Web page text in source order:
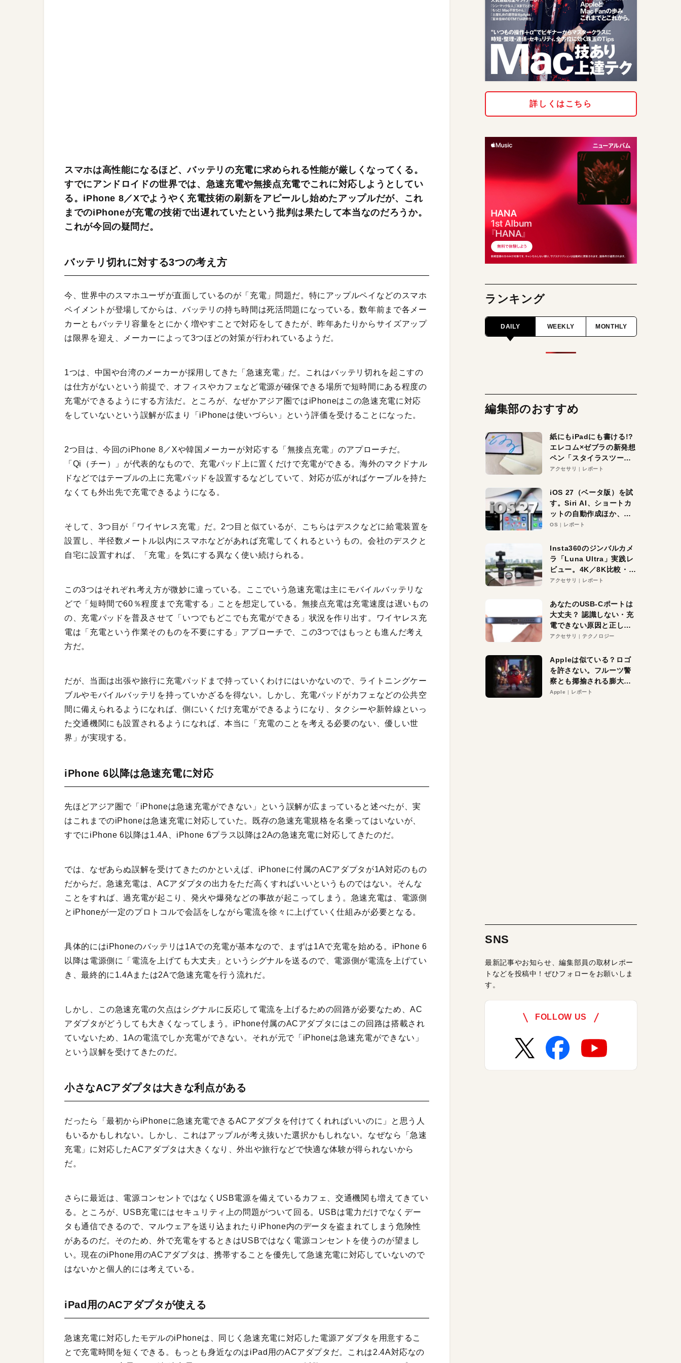
スマホは高性能になるほど、バッテリの充電に求められる性能が厳しくなってくる。
すでにアンドロイドの世界では、急速充電や無接点充電でこれに対応しようとしてい
る。iPhone 8／Xでようやく充電技術の刷新をアピールし始めたアップルだが、これ
までのiPhoneが充電の技術で出遅れていたという批判は果たして本当なのだろうか。
これが今回の疑問だ。
バッテリ切れに対する3つの考え方
今、世界中のスマホユーザが直面しているのが「充電」問題だ。特にアップルペイなどのスマホ
ペイメントが登場してからは、バッテリの持ち時間は死活問題になっている。数年前まで各メー
カーともバッテリ容量をとにかく増やすことで対応をしてきたが、昨年あたりからサイズアップ
は限界を迎え、メーカーによって3つほどの対策が行われているようだ。
1つは、中国や台湾のメーカーが採用してきた「急速充電」だ。これはバッテリ切れを起こすの
は仕方がないという前提で、オフィスやカフェなど電源が確保できる場所で短時間にある程度の
充電ができるようにする方法だ。ところが、なぜかアジア圏ではiPhoneはこの急速充電に対応
をしていないという誤解が広まり「iPhoneは使いづらい」という評価を受けることになった。
2つ目は、今回のiPhone 8／Xや韓国メーカーが対応する「無接点充電」のアプローチだ。
「Qi（チー）」が代表的なもので、充電パッド上に置くだけで充電ができる。海外のマクドナル
ドなどではテーブルの上に充電パッドを設置するなどしていて、対応が広がればケーブルを持た
なくても外出先で充電できるようになる。
そして、3つ目が「ワイヤレス充電」だ。2つ目と似ているが、こちらはデスクなどに給電装置を
設置し、半径数メートル以内にスマホなどがあれば充電してくれるというもの。会社のデスクと
自宅に設置すれば、「充電」を気にする異なく使い続けられる。
この3つはそれぞれ考え方が微妙に違っている。ここでいう急速充電は主にモバイルバッテリな
どで「短時間で60％程度まで充電する」ことを想定している。無接点充電は充電速度は遅いもの
の、充電パッドを普及させて「いつでもどこでも充電ができる」状況を作り出す。ワイヤレス充
電は「充電という作業そのものを不要にする」アプローチで、この3つではもっとも進んだ考え
方だ。
だが、当面は出張や旅行に充電パッドまで持っていくわけにはいかないので、ライトニングケー
ブルやモバイルバッテリを持っていかざるを得ない。しかし、充電パッドがカフェなどの公共空
間に備えられるようになれば、側にいくだけ充電ができるようになり、タクシーや新幹線といっ
た交通機関にも設置されるようになれば、本当に「充電のことを考える必要のない、優しい世
界」が実現する。
iPhone 6以降は急速充電に対応
先ほどアジア圏で「iPhoneは急速充電ができない」という誤解が広まっていると述べたが、実
はこれまでのiPhoneは急速充電に対応していた。既存の急速充電規格を名乗ってはいないが、
すでにiPhone 6以降は1.4A、iPhone 6プラス以降は2Aの急速充電に対応してきたのだ。
では、なぜあらぬ誤解を受けてきたのかといえば、iPhoneに付属のACアダプタが1A対応のもの
だからだ。急速充電は、ACアダプタの出力をただ高くすればいいというものではない。そんな
ことをすれば、過充電が起こり、発火や爆発などの事故が起こってしまう。急速充電は、電源側
とiPhoneが一定のプロトコルで会話をしながら電流を徐々に上げていく仕組みが必要となる。
具体的にはiPhoneのバッテリは1Aでの充電が基本なので、まずは1Aで充電を始める。iPhone 6
以降は電源側に「電流を上げても大丈夫」というシグナルを送るので、電源側が電流を上げてい
き、最終的に1.4Aまたは2Aで急速充電を行う流れだ。
しかし、この急速充電の欠点はシグナルに反応して電流を上げるための回路が必要なため、AC
アダプタがどうしても大きくなってしまう。iPhone付属のACアダプタにはこの回路は搭載され
ていないため、1Aの電流でしか充電ができない。それが元で「iPhoneは急速充電ができない」
という誤解を受けてきたのだ。
小さなACアダプタは大きな利点がある
だったら「最初からiPhoneに急速充電できるACアダプタを付けてくれればいいのに」と思う人
もいるかもしれない。しかし、これはアップルが考え抜いた選択かもしれない。なぜなら「急速
充電」に対応したACアダプタは大きくなり、外出や旅行などで快適な体験が得られないから
だ。
さらに最近は、電源コンセントではなくUSB電源を備えているカフェ、交通機関も増えてきてい
る。ところが、USB充電にはセキュリティ上の問題がついて回る。USBは電力だけでなくデー
タも通信できるので、マルウェアを送り込まれたりiPhone内のデータを盗まれてしまう危険性
があるのだ。そのため、外で充電をするときはUSBではなく電源コンセントを使うのが望まし
い。現在のiPhone用のACアダプタは、携帯することを優先して急速充電に対応していないので
はないかと個人的には考えている。
iPad用のACアダプタが使える
急速充電に対応したモデルのiPhoneは、同じく急速充電に対応した電源アダプタを用意するこ
とで充電時間を短くできる。もっとも身近なのはiPad用のACアダプタだ。これは2.4A対応なの
詳しくはこちら
ランキング
DAILY WEEKLY MONTHLY
編集部のおすすめ
紙にもiPadにも書ける!?
エレコム×ゼブラの新発想
ペン「スタイラスツーウ
ェイ」レビュー。持ち替
アクセサリ レポート
iOS 27（ベータ版）を試
す。Siri AI、ショートカ
ットの自動作成ほか、期
待大の便利機能5選。
る未来はすぐそこ！
OS レポート
Insta360のジンバルカメ
ラ「Luna Ultra」実践レ
ビュー。4K／8K比較・ズ
ーム・夜間撮影をチェッ
アクセサリ レポート
あなたのUSB-Cポートは
大丈夫？ 認識しない・充
電できない原因と正しい
対策
アクセサリ テクノロジー
Appleは似ている？ロゴ
を許さない。フルーツ警
察とも揶揄される膨大な
異議申し立て。対象は非
Apple レポート
SNS
最新記事やお知らせ、編集部員の取材レポー
トなどを投稿中！ぜひフォローをお願いしま
す。
FOLLOW US